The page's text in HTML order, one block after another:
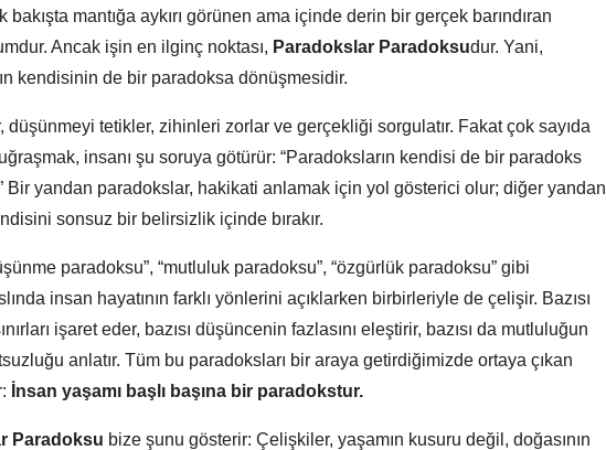
bakışta mantığa aykırı görünen ama içinde derin bir gerçek barındıran
Ancak işin en ilginç noktası, Paradokslar Paradoksudur. Yani,
kendisinin de bir paradoksa dönüşmesidir.
düşünmeyi tetikler, zihinleri zorlar ve gerçekliği sorgulatır. Fakat çok sayıda
insanı şu soruya götürür: “Paradoksların kendisi de bir paradoks
Bir yandan paradokslar, hakikati anlamak için yol gösterici olur; diğer yandan
sonsuz bir belirsizlik içinde bırakır.
paradoksu”, “mutluluk paradoksu”, “özgürlük paradoksu” gibi
insan hayatının farklı yönlerini açıklarken birbirleriyle de çelişir. Bazısı
işaret eder, bazısı düşüncenin fazlasını eleştirir, bazısı da mutluluğun
anlatır. Tüm bu paradoksları bir araya getirdiğimizde ortaya çıkan
İnsan yaşamı başlı başına bir paradokstur.
Paradoksu bize şunu gösterir: Çelişkiler, yaşamın kusuru değil, doğasının